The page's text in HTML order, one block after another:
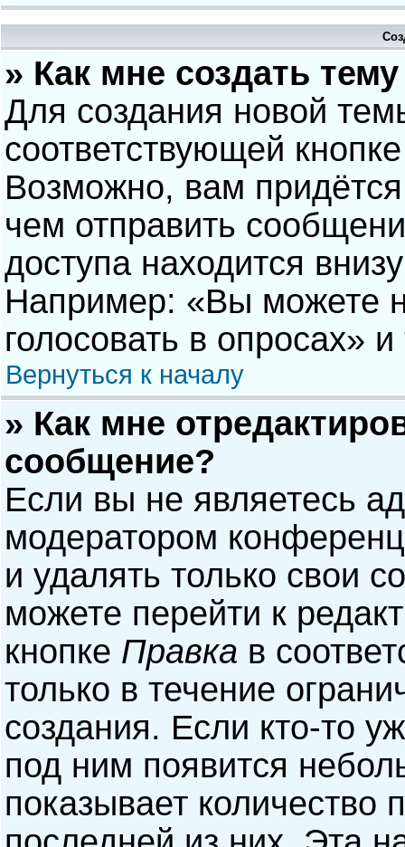
» Как мне создать
Для создания новой
соответствующей
Возможно, вам
чем отправить
доступа находится
Например: «Вы можете
голосовать в опросах» и
Вернуться к началу
» Как мне
сообщение?
Если вы не являетесь
модератором
и удалять только свои
можете перейти к
кнопке Правка в
только в течение
создания. Если кто-то
под ним появится
показывает количество